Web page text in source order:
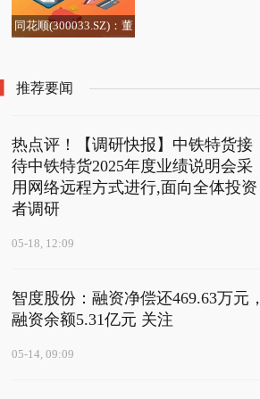
同花顺(300033.SZ)：董
股份 每日报道
推荐要闻
热点评！【调研快报】中铁特货接
待中铁特货2025年度业绩说明会采
用网络远程方式进行,面向全体投资
者调研
05-18, 12:09
智度股份：融资净偿还469.63万元，
融资余额5.31亿元 关注
05-14, 09:09